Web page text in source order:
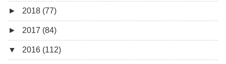
5月 (7)
4月 (9)
3月 (15)
8月 (5)
7月 (5)
6月 (8)
10月 (1)
8月 (2)
7月 (4)
11月 (10)
10月 (8)
9月 (5)
12月 (9)
11月 (11)
10月 (9)
► 2018 (77)
12月 (6)
11月 (4)
► 2017 (84)
12月 (5)
▼ 2016 (112)